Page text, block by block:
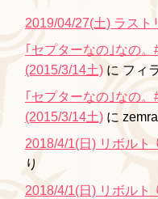
2019/04/27(土) ラスト
｢セプターなの｣なの
(2015/3/14土) に フィ
｢セプターなの｣なの
(2015/3/14土) に
2018/4/1(日) リボルト
り
2018/4/1(日) リボルト